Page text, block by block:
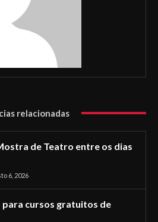
relacionadas
de Teatro entre os dias
6, 2026
para cursos gratuitos de